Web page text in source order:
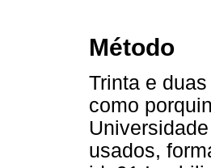
Método
Trinta e
como
usados,